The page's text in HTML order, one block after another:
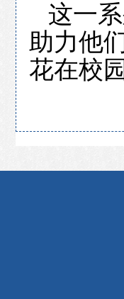
这一
助力他
花在校